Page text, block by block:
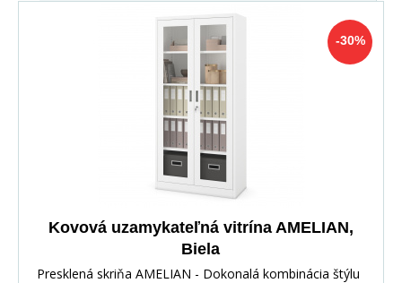
-30%
Kovová uzamykateľná vitrína AMELIAN,
Biela
Presklená skriňa AMELIAN - Dokonalá kombinácia štýlu